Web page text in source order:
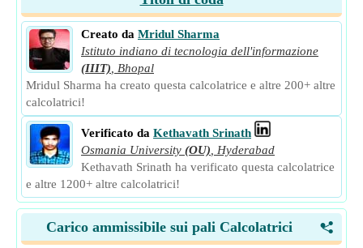
Creato da Mridul Sharma
Istituto indiano di tecnologia dell'informazione
(IIIT)
Bhopal
Mridul Sharma ha creato questa calcolatrice e altre 200+ altre
calcolatrici!
Verificato da Kethavath Srinath
Osmania University (OU)
Hyderabad
Kethavath Srinath ha verificato questa calcolatrice
e altre 1200+ altre calcolatrici!
<
Carico ammissibile sui pali Calcolatrici